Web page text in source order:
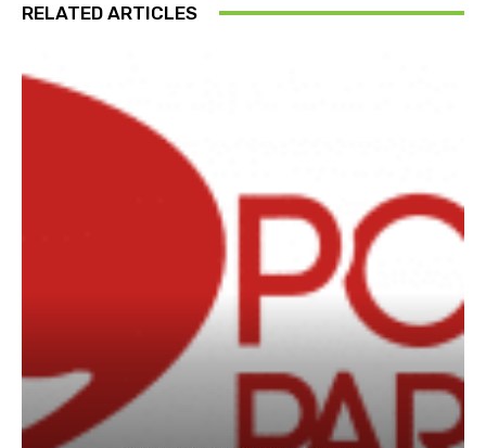
RELATED ARTICLES